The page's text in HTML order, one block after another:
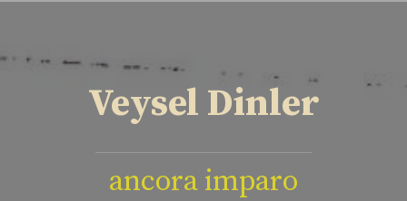
Veysel Dinler
ancora imparo